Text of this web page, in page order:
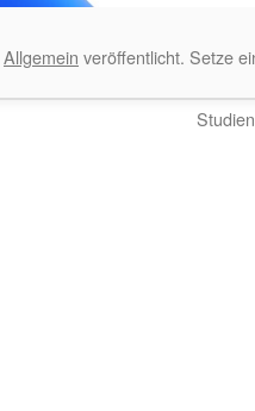
Allgemein veröffentlicht. Setze